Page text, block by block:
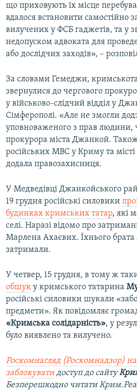
що приховують їх місце
вдалося встановити самостійно
вилучених у ФСБ гаджетів, та у
недопуском адвоката для
або дослідчих заходів», –
За словами Гемеджи,
звернулися до чергового
у військово-слідчий відділ у
Сімферополі. «Але не змогли
уповноваженого з прав людини,
прокурора міста Джанкой.
російських МВС у Криму та
додала правозахисниця.
У Медведівці Джанкойського
19 грудня російські силовики
будинках кримських татар, які
селі. Наразі відомо про
Марлена Ахаєвих. Їхнього
затримали.
У четвер, 15 грудня, в тому ж
обшук у кримського татарина
російські силовики шукали
предмети». Як повідомляє
«Кримська солідарність», у
було виявлено та вилучено.
Роскомнагляд (Роскомнадзор)
заблокуватидоступ до сайту
Безперешкодно читати